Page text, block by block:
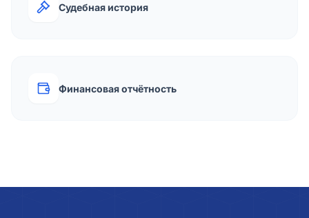
Судебная история
Финансовая отчётность